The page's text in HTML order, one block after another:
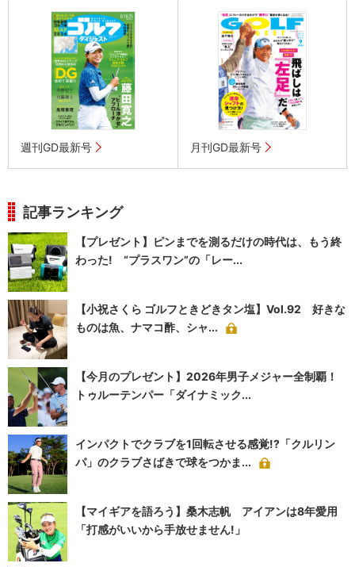
週刊GD最新号 月刊GD最新号
記事ランキング
【プレゼント】ピンまでを測るだけの時代は、もう終
わった! “プラスワン”の「レー...
【小祝さくら ゴルフときどきタン塩】Vol.92 好きな
ものは魚、ナマコ酢、シャ...
【今月のプレゼント】2026年男子メジャー全制覇！
トゥルーテンパー「ダイナミック...
インパクトでクラブを1回転させる感覚!?「クルリン
パ」のクラブさばきで球をつかま...
【マイギアを語ろう】桑木志帆 アイアンは8年愛用
「打感がいいから手放せません!」